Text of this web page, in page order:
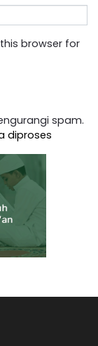
browser for
spam.
diproses